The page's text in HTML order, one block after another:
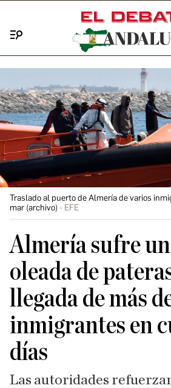
Traslado al puerto de Almería de varios
mar (archivo)
EFE
Almería sufre
oleada de
llegada de más
inmigrantes en
días
Las autoridades